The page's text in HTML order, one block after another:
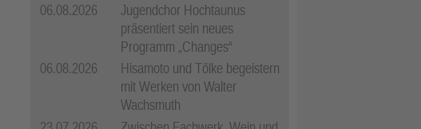
06.08.2026
Jugendchor Hochtaunus
präsentiert sein neues
Programm „Changes“
06.08.2026
Hisamoto und Tölke begeistern
mit Werken von Walter
Wachsmuth